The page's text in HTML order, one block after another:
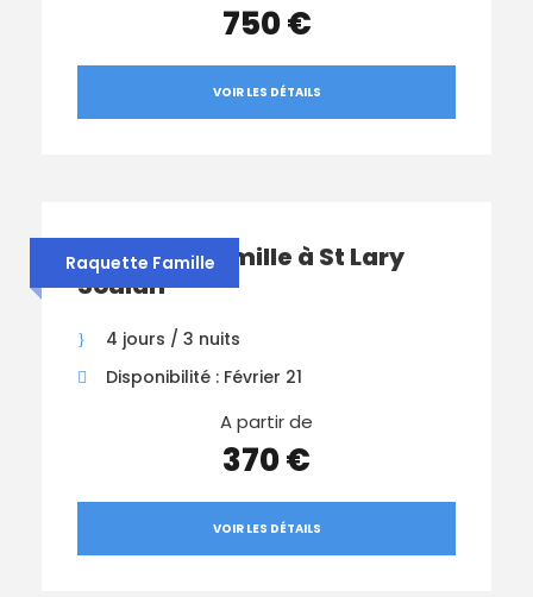
750 €
VOIR LES DÉTAILS
Raquette Famille
Raquette Famille à St Lary
Soulan
4 jours / 3 nuits
Disponibilité : Février 21
A partir de
370 €
VOIR LES DÉTAILS